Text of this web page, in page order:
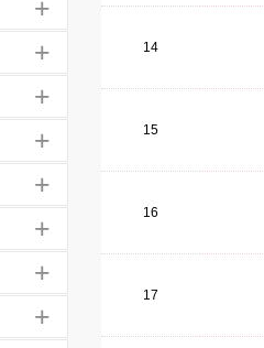
+
+
+
+
+
+
+
+
14
15
16
17